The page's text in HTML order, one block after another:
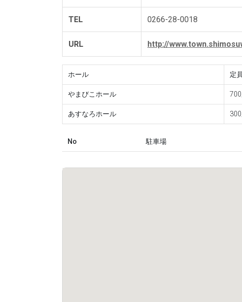
TEL 0266-28-0018
URL http://
ホール 定員
やまびこホール
あすなろホール
No 駐車場